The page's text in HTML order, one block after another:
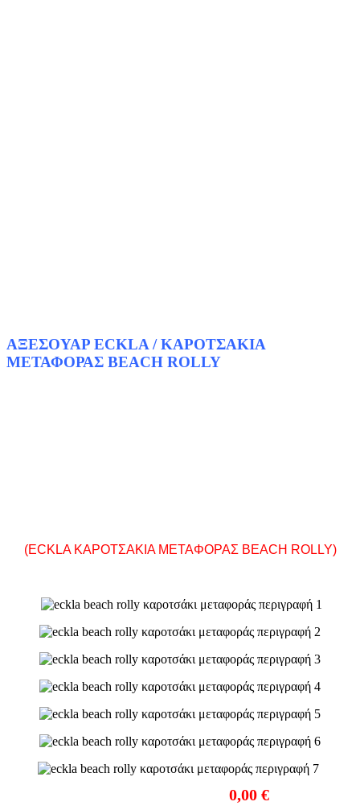
ΑΞΕΣΟΥΑΡ ECKLA / ΚΑΡΟΤΣΑΚΙΑ
ΜΕΤΑΦΟΡΑΣ BEACH ROLLY
(ECKLA ΚΑΡΟΤΣΑΚΙΑ ΜΕΤΑΦΟΡΑΣ BEACH ROLLY)
0,00 €